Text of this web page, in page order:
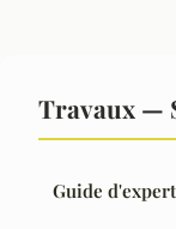
Travaux —
Guide